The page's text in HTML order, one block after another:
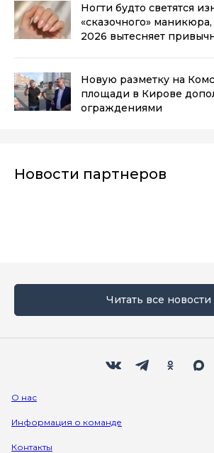
Ногти будто светятся
«сказочного»
2026 вытесняет
Новую разметку на
площади в Кирове
ограждениями
Новости партнеров
Читать все новости
О нас
Информация о команде
Контакты